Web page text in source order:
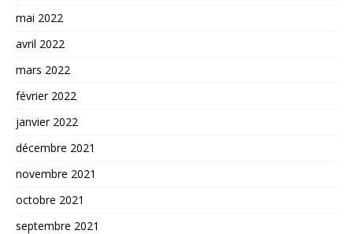
mai 2022
avril 2022
mars 2022
février 2022
janvier 2022
décembre 2021
novembre 2021
octobre 2021
septembre 2021